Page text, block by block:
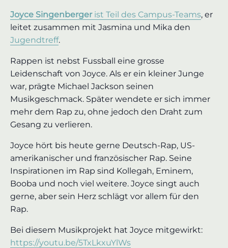
Joyce Singenbergerist Teil des Campus-Teams, er
leitet zusammen mit Jasmina und Mika den
Jugendtreff.
Rappen ist nebst Fussball eine grosse
Leidenschaft von Joyce. Als er ein kleiner Junge
war, prägte Michael Jackson seinen
Musikgeschmack. Später wendete er sich immer
mehr dem Rap zu, ohne jedoch den Draht zum
Gesang zu verlieren.
Joyce hört bis heute gerne Deutsch-Rap, US-
amerikanischer und französischer Rap. Seine
Inspirationen im Rap sind Kollegah, Eminem,
Booba und noch viel weitere. Joyce singt auch
gerne, aber sein Herz schlägt vor allem für den
Rap.
Bei diesem Musikprojekt hat Joyce mitgewirkt:
https://youtu.be/5TxLkxuYlWs